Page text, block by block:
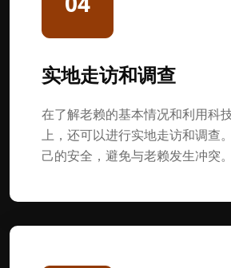
实地走访和调查
在了解老赖的基本情况和利用科
上，还可以进行实地走访和调查
己的安全，避免与老赖发生冲突。